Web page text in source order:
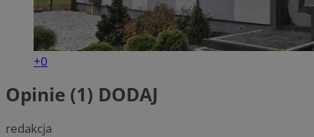
+0
Opinie (1) DODAJ
redakcja